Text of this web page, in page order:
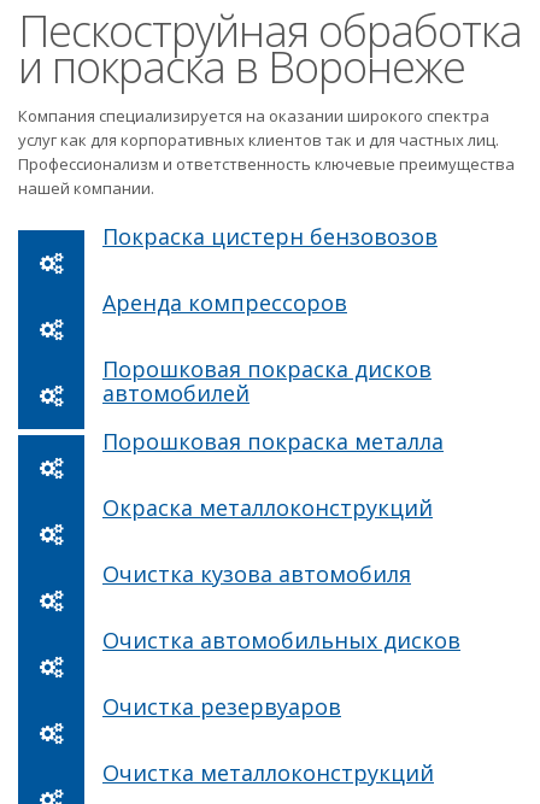
Пескоструйная обработка
и покраска в Воронеже
Компания специализируется на оказании широкого спектра
услуг как для корпоративных клиентов так и для частных лиц.
Профессионализм и ответственность ключевые преимущества
нашей компании.
Покраска цистерн бензовозов
Аренда компрессоров
Порошковая покраска дисков
автомобилей
Порошковая покраска металла
Окраска металлоконструкций
Очистка кузова автомобиля
Очистка автомобильных дисков
Очистка резервуаров
Очистка металлоконструкций